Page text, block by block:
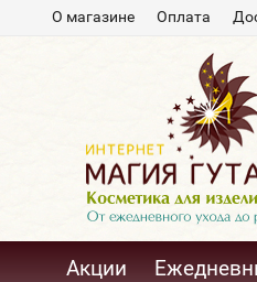
О магазине Оплата
Акции